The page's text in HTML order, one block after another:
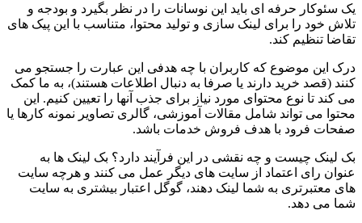
یک سئوکار حرفه ای باید این نوسانات را در نظر بگیرد و بودجه و
تلاش خود را برای لینک سازی و تولید محتوا، متناسب با این پیک های
تقاضا تنظیم کند.
درک این موضوع که کاربران با چه هدفی این عبارت را جستجو می
کنند (قصد خرید دارند یا صرفا به دنبال اطلاعات هستند)، به ما کمک
می کند تا نوع محتوای مورد نیاز برای جذب آنها را تعیین کنیم. این
محتوا می تواند شامل مقالات آموزشی، گالری تصاویر نمونه کارها یا
صفحات فرود با هدف فروش خدمات باشد.
بک لینک چیست و چه نقشی در این فرآیند دارد؟ بک لینک ها به
عنوان رای اعتماد از سایت های دیگر عمل می کنند و هرچه سایت
های معتبرتری به شما لینک دهند، گوگل اعتبار بیشتری به سایت
شما می دهد.